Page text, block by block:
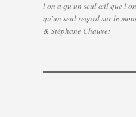
l'on a qu'un seul œil que
qu'un seul regard sur le
& Stéphane Chauvet